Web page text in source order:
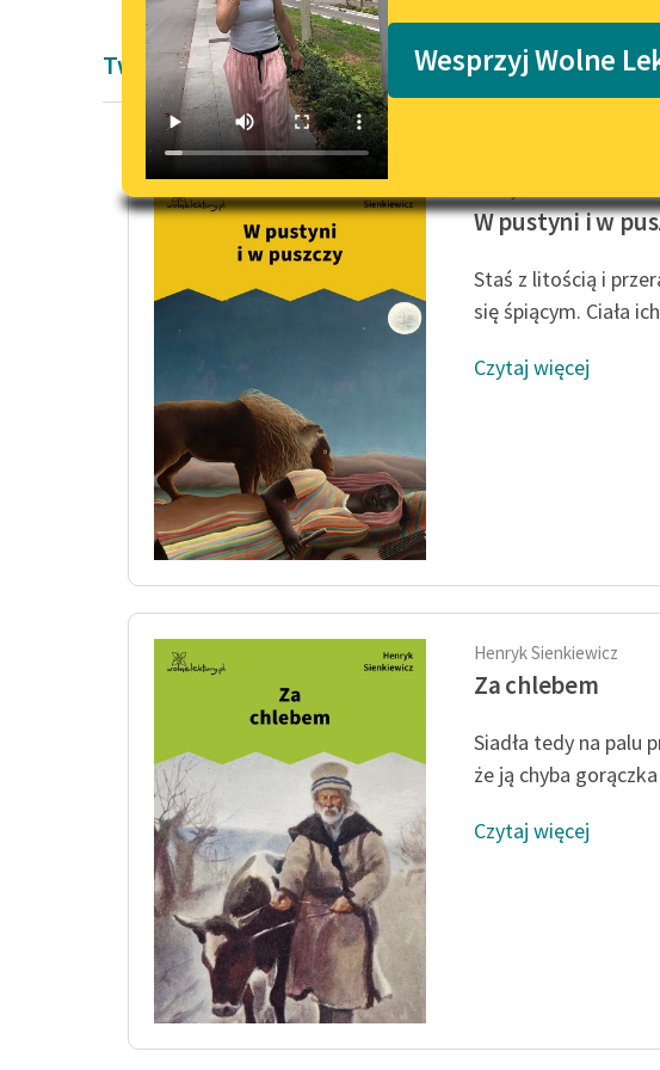
Wesprzyj Wolne
Twórczość Henryka Sienkiewicza
W pustyni i w
Staś z litością i
się śpiącym. Ciała
Czytaj więcej
Henryk Sienkiewicz
Za chlebem
Siadła tedy na palu
że ją chyba
Czytaj więcej